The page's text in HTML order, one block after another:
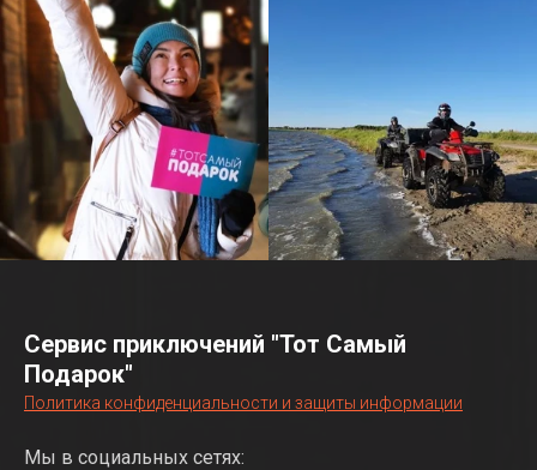
Сервис приключений "Тот Самый
Подарок"
Политика конфиденциальности и защиты информации
Мы в социальных сетях: